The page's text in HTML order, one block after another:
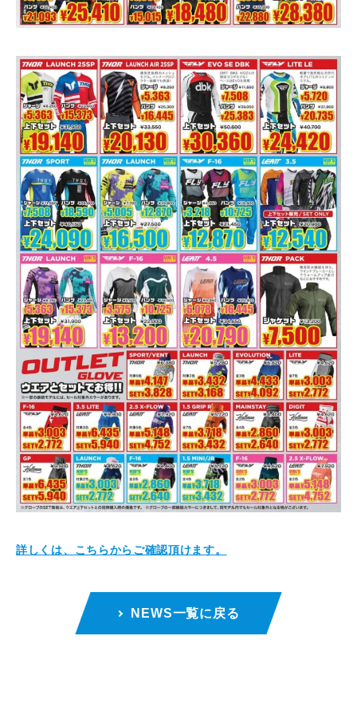
詳しくは、こちらからご確認頂けます。
NEWS一覧に戻る